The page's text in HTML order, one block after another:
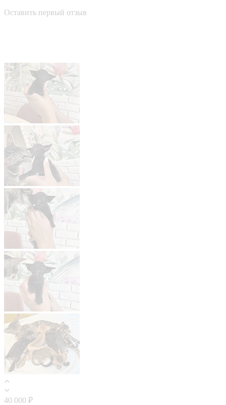
Оставить первый отзыв
40 000 ₽